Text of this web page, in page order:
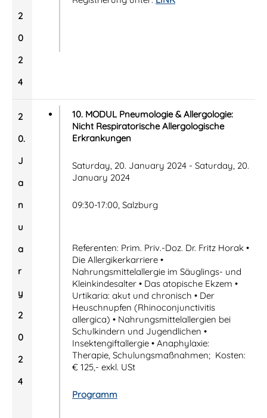
2
0
2
4
2
0.
J
a
n
u
a
r
y
2
0
2
4
10. MODUL Pneumologie & Allergologie:
Nicht Respiratorische Allergologische
Erkrankungen
Saturday, 20. January 2024 - Saturday, 20.
January 2024
09:30-17:00, Salzburg
Referenten: Prim. Priv.-Doz. Dr. Fritz Horak •
Die Allergikerkarriere •
Nahrungsmittelallergie im Säuglings- und
Kleinkindesalter • Das atopische Ekzem •
Urtikaria: akut und chronisch • Der
Heuschnupfen (Rhinoconjunctivitis
allergica) • Nahrungsmittelallergien bei
Schulkindern und Jugendlichen •
Insektengiftallergie • Anaphylaxie:
Therapie, Schulungsmaßnahmen; Kosten:
€ 125,- exkl. USt
Programm